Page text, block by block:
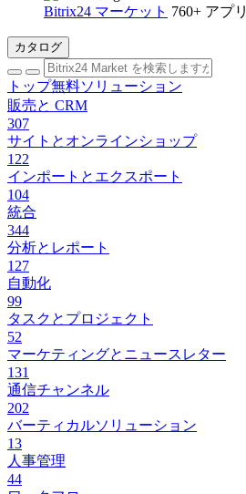
Bitrix24 マーケット 760+ アプリ
カタログ
トップ無料ソリューション
販売と CRM
307
サイトとオンラインショップ
122
インポートとエクスポート
104
統合
344
分析とレポート
127
自動化
99
タスクとプロジェクト
52
マーケティングとニュースレター
131
通信チャンネル
202
バーティカルソリューション
13
人事管理
44